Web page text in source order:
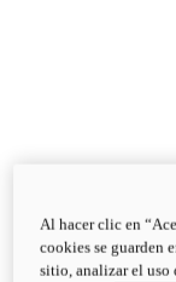
Al hacer clic en
cookies se guarden
sitio, analizar el uso